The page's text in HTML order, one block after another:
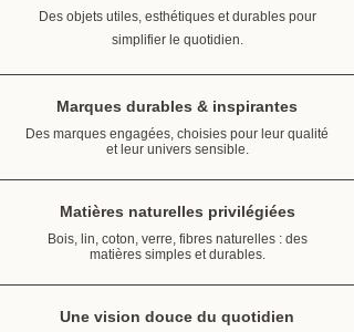
Des objets utiles, esthétiques et durables pour
simplifier le quotidien.
Marques durables & inspirantes
Des marques engagées, choisies pour leur qualité
et leur univers sensible.
Matières naturelles privilégiées
Bois, lin, coton, verre, fibres naturelles : des
matières simples et durables.
Une vision douce du quotidien